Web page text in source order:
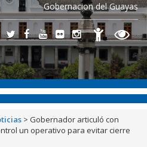
Gobernacion del Guayas
> Gobernador articuló con
un operativo para evitar cierre